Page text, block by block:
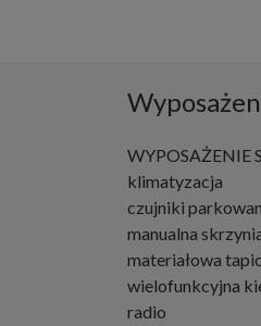
WYPOSAŻENIE
klimatyzacja
czujniki
manualna
materiałowa
wielofunkcyjna
radio